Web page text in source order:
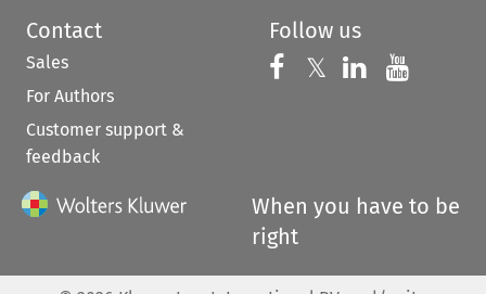
Contact
Sales
For Authors
Customer support &
feedback
Follow us
Follow us on
𝕏 Follow us on
Follow us
When you have to be
right